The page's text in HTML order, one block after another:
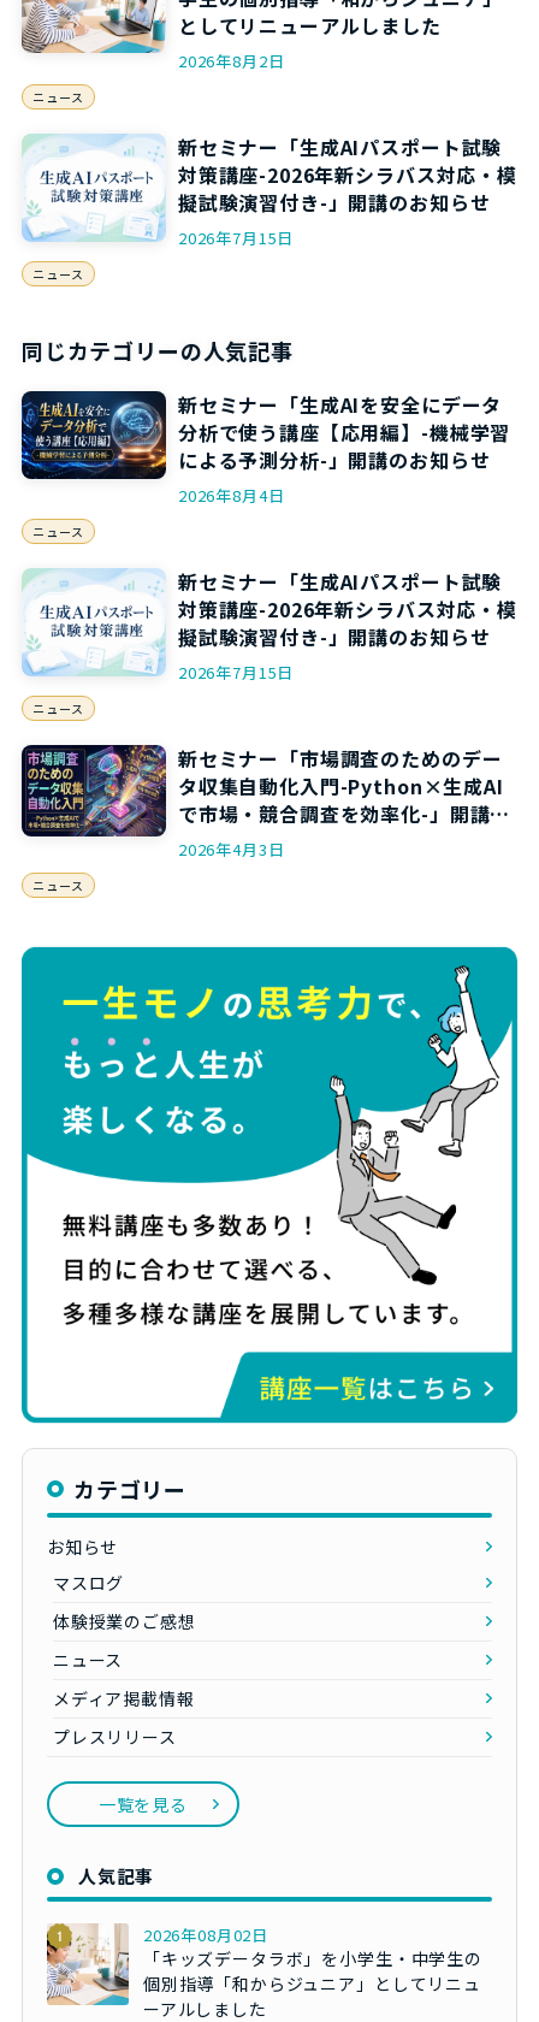
としてリニューアルしました
2026年8月2日
ニュース
新セミナー「生成AIパスポート試験
対策講座-2026年新シラバス対応・模
擬試験演習付き-」開講のお知らせ
2026年7月15日
ニュース
同じカテゴリーの人気記事
新セミナー「生成AIを安全にデータ
分析で使う講座【応用編】-機械学習
による予測分析-」開講のお知らせ
2026年8月4日
ニュース
新セミナー「生成AIパスポート試験
対策講座-2026年新シラバス対応・模
擬試験演習付き-」開講のお知らせ
2026年7月15日
ニュース
新セミナー「市場調査のためのデー
タ収集自動化入門-Python×生成AI
で市場・競合調査を効率化-」開講の
お知らせ
2026年4月3日
ニュース
カテゴリー
お知らせ
マスログ
体験授業のご感想
ニュース
メディア掲載情報
プレスリリース
一覧を見る
人気記事
2026年08月02日
「キッズデータラボ」を小学生・中学生の
個別指導「和からジュニア」としてリニュ
ーアルしました